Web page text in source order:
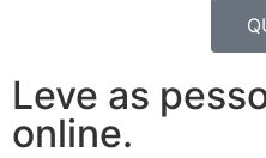
Leve as
online.